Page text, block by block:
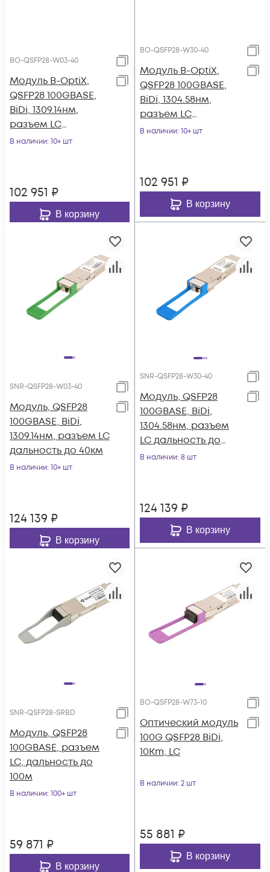
BO-QSFP28-W03-40
Модуль B-OptiX,
QSFP28 100GBASE,
BiDi, 1309.14нм,
разъем LC
дальность до 40км
В наличии: 10+ шт
102 951 ₽
В корзину
BO-QSFP28-W30-40
Модуль B-OptiX,
QSFP28 100GBASE,
BiDi, 1304.58нм,
разъем LC
дальность до 40км
В наличии: 10+ шт
102 951 ₽
В корзину
SNR-QSFP28-W03-40
Модуль, QSFP28
100GBASE, BiDi,
1309.14нм, разъем LC
дальность до 40км
В наличии: 10+ шт
124 139 ₽
В корзину
SNR-QSFP28-W30-40
Модуль, QSFP28
100GBASE, BiDi,
1304.58нм, разъем
LC дальность до
40км
В наличии: 8 шт
124 139 ₽
В корзину
SNR-QSFP28-SRBD
Модуль, QSFP28
100GBASE, разъем
LC, дальность до
100м
В наличии: 100+ шт
59 871 ₽
В корзину
BO-QSFP28-W73-10
Оптический модуль
100G QSFP28 BiDi,
10Km, LC
В наличии: 2 шт
55 881 ₽
В корзину